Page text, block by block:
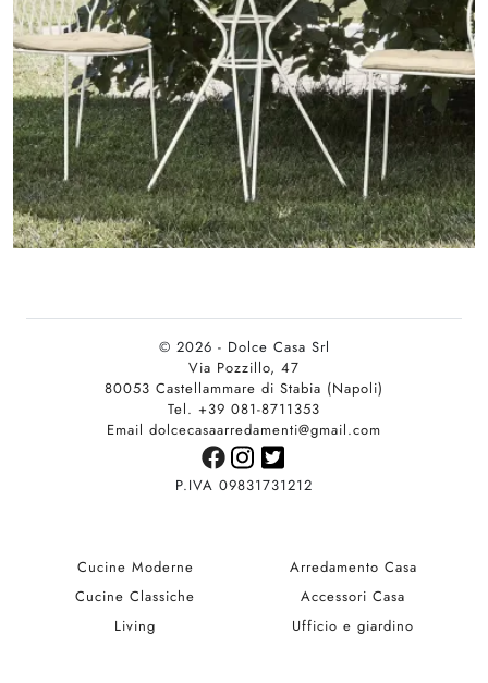
© 2026 - Dolce Casa Srl
Via Pozzillo, 47
80053 Castellammare di Stabia (Napoli)
Tel. +39 081-8711353
Email dolcecasaarredamenti@gmail.com
P.IVA 09831731212
Cucine Moderne
Cucine Classiche
Living
Arredamento Casa
Accessori Casa
Ufficio e giardino